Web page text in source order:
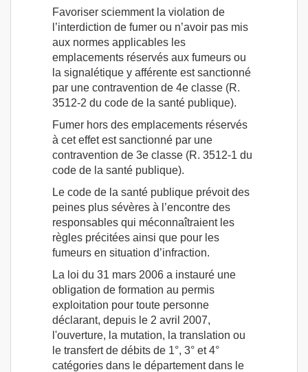
Favoriser sciemment la violation de
l’interdiction de fumer ou n’avoir pas mis
aux normes applicables les
emplacements réservés aux fumeurs ou
la signalétique y afférente est sanctionné
par une contravention de 4e classe (R.
3512-2 du code de la santé publique).
Fumer hors des emplacements réservés
à cet effet est sanctionné par une
contravention de 3e classe (R. 3512-1 du
code de la santé publique).
Le code de la santé publique prévoit des
peines plus sévères à l’encontre des
responsables qui méconnaîtraient les
règles précitées ainsi que pour les
fumeurs en situation d’infraction.
La loi du 31 mars 2006 a instauré une
obligation de formation au permis
exploitation pour toute personne
déclarant, depuis le 2 avril 2007,
l'ouverture, la mutation, la translation ou
le transfert de débits de 1°, 3° et 4°
catégories dans le département dans le